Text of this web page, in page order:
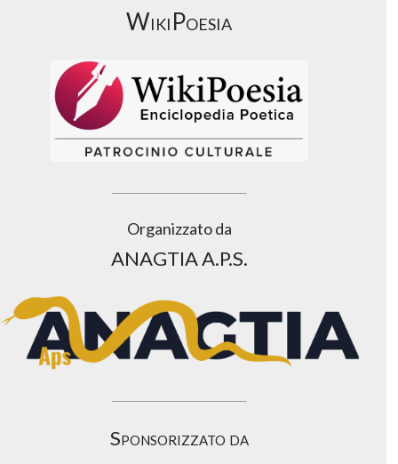
WikiPoesia
Organizzato da
ANAGTIA A.P.S.
Sponsorizzato da